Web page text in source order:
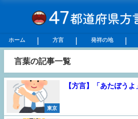
ホーム 方言 発祥の地
言葉の記事一覧
東京
【方言】「あたぼう